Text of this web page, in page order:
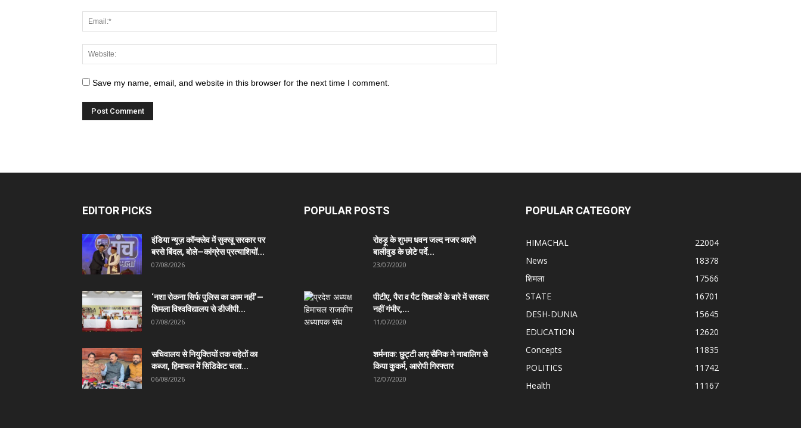
Save my name, email, and website in this browser for the next time I comment.
EDITOR PICKS
इंडिया न्यूज़ कॉन्क्लेव में सुक्खू सरकार पर
बरसे बिंदल, बोले—कांग्रेस प्रत्याशियों...
07/08/2026
‘नशा रोकना सिर्फ पुलिस का काम नहीं’—
शिमला विश्वविद्यालय से डीजीपी...
07/08/2026
सचिवालय से नियुक्तियों तक चहेतों का
कब्जा, हिमाचल में सिंडिकेट चला...
06/08/2026
POPULAR POSTS
रोहड़ू के शुभम धवन जल्द नजर आएंगे
बालीवुड के छोटे पर्दे...
23/07/2020
पीटीए, पैरा व पैट शिक्षकों के बारे में सरकार
नहीं गंभीर,...
11/07/2020
शर्मनाक: छुट्टी आए सैनिक ने नाबालिग से
किया कुकर्म, आरोपी गिरफ्तार
12/07/2020
POPULAR CATEGORY
HIMACHAL
22004
News
18378
शिमला
17566
STATE
16701
DESH-DUNIA
15645
EDUCATION
12620
Concepts
11835
POLITICS
11742
Health
11167